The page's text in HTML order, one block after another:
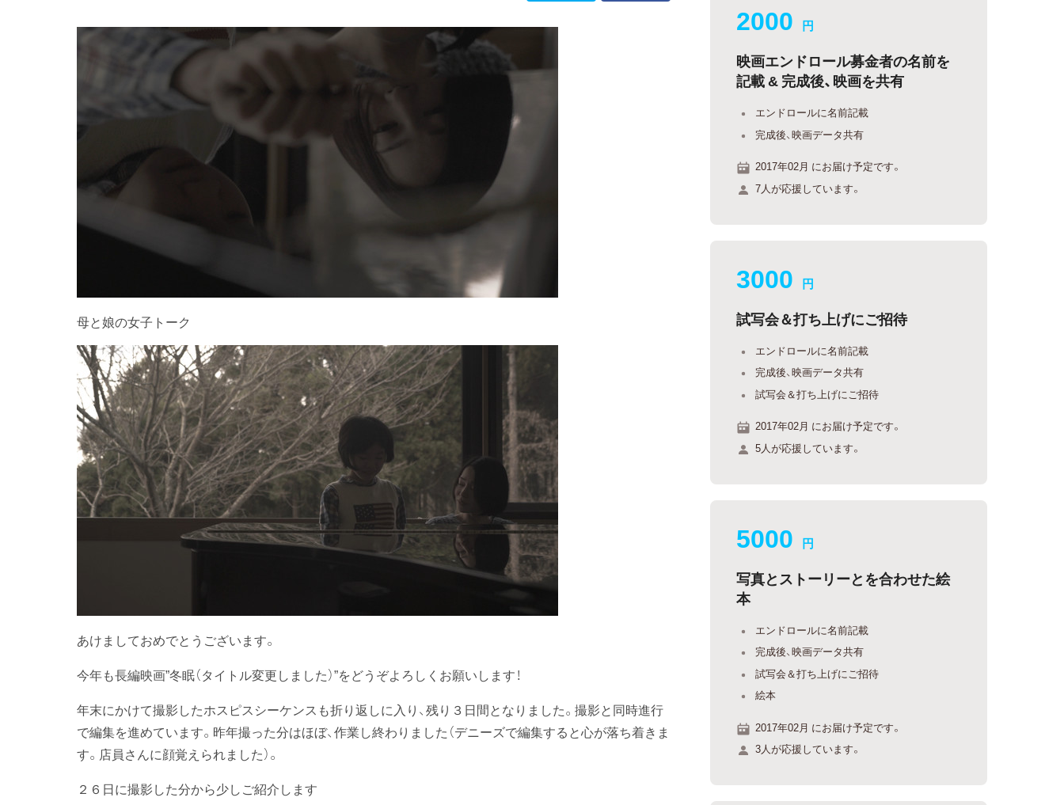
母と娘の女子トーク
あけましておめでとうございます。
今年も長編映画”冬眠（タイトル変更しました）”をどうぞよろしくお願いします！
年末にかけて撮影したホスピスシーケンスも折り返しに入り、残り３日間となりました。撮影と同時進行
で編集を進めています。昨年撮った分はほぼ、作業し終わりました（デニーズで編集すると心が落ち着きま
す。店員さんに顔覚えられました）。
２６日に撮影した分から少しご紹介します
2000 円
映画エンドロール募金者の名前を
記載 & 完成後、映画を共有
エンドロールに名前記載
完成後、映画データ共有
2017年02月 にお届け予定です。
7人が応援しています。
3000 円
試写会＆打ち上げにご招待
エンドロールに名前記載
完成後、映画データ共有
試写会＆打ち上げにご招待
2017年02月 にお届け予定です。
5人が応援しています。
5000 円
写真とストーリーとを合わせた絵
本
エンドロールに名前記載
完成後、映画データ共有
試写会＆打ち上げにご招待
絵本
2017年02月 にお届け予定です。
3人が応援しています。